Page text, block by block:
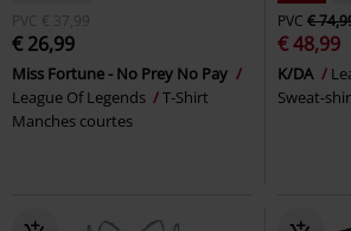
PVC € 37,99
€ 26,99
Miss Fortune - No Prey No Pay
League Of Legends
T-Shirt
Manches courtes
PVC €
€ 48,99
K/DA
Sweat-